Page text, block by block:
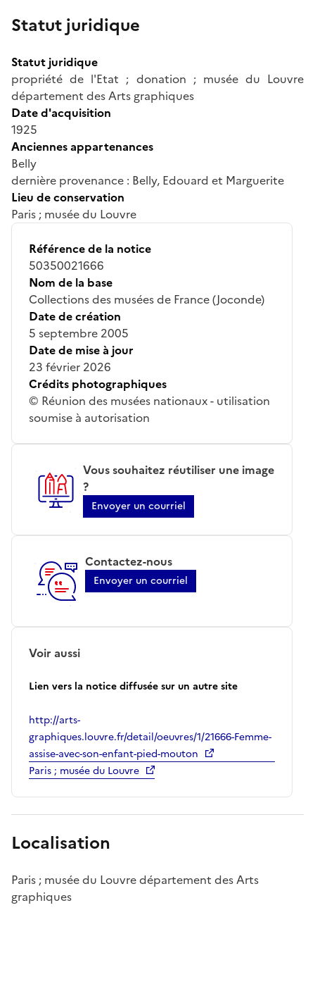
Statut juridique
Statut juridique
propriété de l'Etat ; donation ; musée du Louvre
département des Arts graphiques
Date d'acquisition
1925
Anciennes appartenances
Belly
dernière provenance : Belly, Edouard et Marguerite
Lieu de conservation
Paris ; musée du Louvre
Référence de la notice
50350021666
Nom de la base
Collections des musées de France (Joconde)
Date de création
5 septembre 2005
Date de mise à jour
23 février 2026
Crédits photographiques
© Réunion des musées nationaux - utilisation
soumise à autorisation
Vous souhaitez réutiliser une image
?
Envoyer un courriel
Contactez-nous
Envoyer un courriel
Voir aussi
Lien vers la notice diffusée sur un autre site
http://arts-
graphiques.louvre.fr/detail/oeuvres/1/21666-Femme-
assise-avec-son-enfant-pied-mouton
Paris ; musée du Louvre
Localisation
Paris ; musée du Louvre département des Arts
graphiques